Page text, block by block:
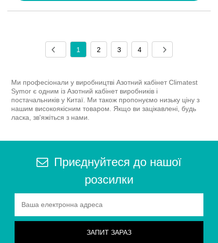
1 2 3 4
Ми професіонали у виробництві Азотний кабінет Climatest
Symor є одним із Азотний кабінет виробників і
постачальників у Китаї. Ми також пропонуємо низьку ціну з
нашим високоякісним товаром. Якщо ви зацікавлені, будь
ласка, зв'яжіться з нами.
Приєднуйтеся до нашої
розсилки